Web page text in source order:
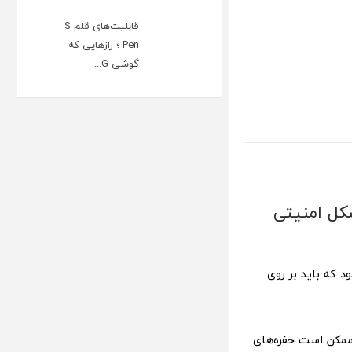
امنیتی
که باید بر روی
ممکن است حفره‌های
قابلیت‌های قلم S
Pen ؛ رازهایی که
گوشی G...